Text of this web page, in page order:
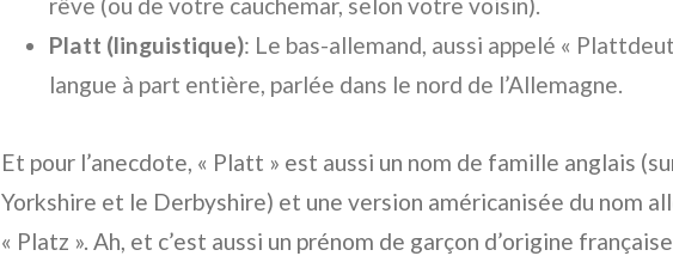
Platt (linguistique): Le bas-allemand, aussi appelé «
langue à part entière, parlée dans le nord de l’Allemagne.
Et pour l’anecdote, « Platt » est aussi un nom de famille anglais
Yorkshire et le Derbyshire) et une version américanisée du nom
« Platz ». Ah, et c’est aussi un prénom de garçon d’origine